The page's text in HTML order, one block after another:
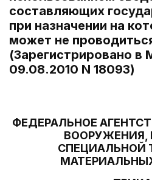
составляющих
при назначении на
может не
(Зарегистрировано
09.08.2010 N 18093)
ФЕДЕРАЛЬНОЕ
ВООРУЖЕНИЯ,
СПЕЦИАЛЬНОЙ